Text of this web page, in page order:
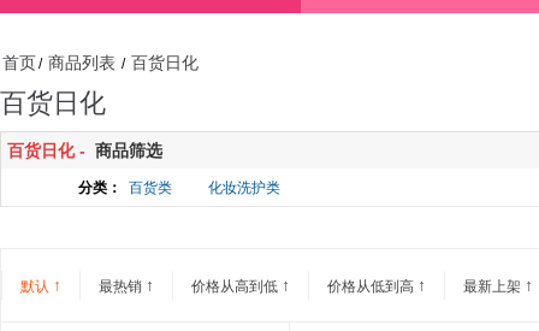
首页 / 商品列表 / 百货日化
百货日化
百货日化 - 商品筛选
分类： 百货类 化妆洗护类
默认 ↑ 最热销 ↑ 价格从高到低 ↑ 价格从低到高 ↑ 最新上架 ↑